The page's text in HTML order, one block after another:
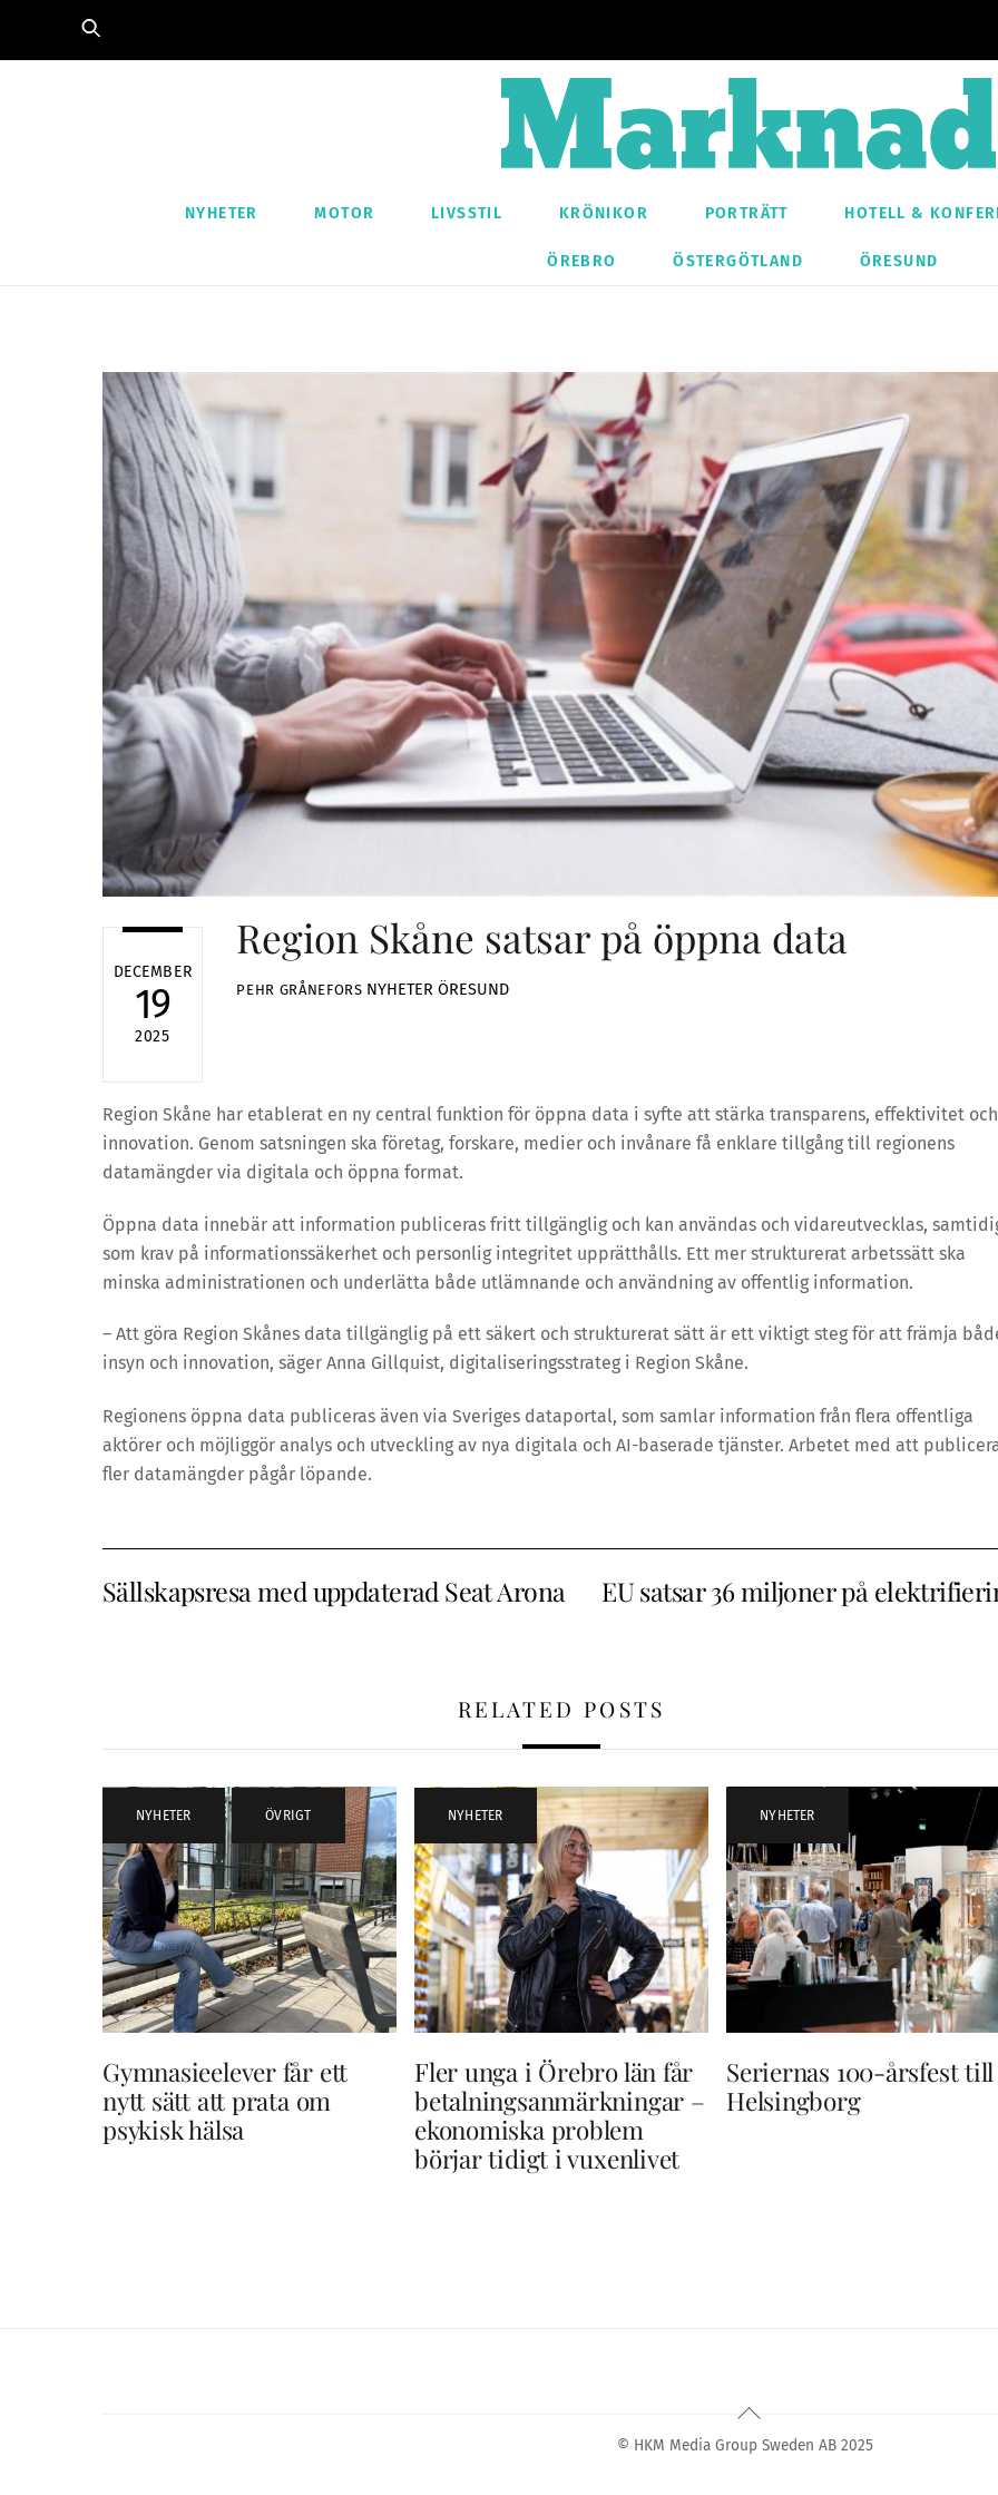
NYHETER MOTOR LIVSSTIL KRÖNIKOR PORTRÄTT HOTELL &
ÖREBRO ÖSTERGÖTLAND ÖRESUND
DECEMBER
19
2025
Region Skåne satsar på öppna data
PEHR GRÅNEFORS NYHETER ÖRESUND
Region Skåne har etablerat en ny central funktion för öppna data i syfte att stärka transparens, effektivitet och
innovation. Genom satsningen ska företag, forskare, medier och invånare få enklare tillgång till regionens
datamängder via digitala och öppna format.
Öppna data innebär att information publiceras fritt tillgänglig och kan användas och vidareutvecklas,
som krav på informationssäkerhet och personlig integritet upprätthålls. Ett mer strukturerat arbetssätt ska
minska administrationen och underlätta både utlämnande och användning av offentlig information.
– Att göra Region Skånes data tillgänglig på ett säkert och strukturerat sätt är ett viktigt steg för att främja
insyn och innovation, säger Anna Gillquist, digitaliseringsstrateg i Region Skåne.
Regionens öppna data publiceras även via Sveriges dataportal, som samlar information från flera offentliga
aktörer och möjliggör analys och utveckling av nya digitala och AI-baserade tjänster. Arbetet med att
fler datamängder pågår löpande.
Sällskapsresa med uppdaterad Seat Arona EU satsar 36 miljoner på
RELATED POSTS
NYHETER , ÖVRIGT
Gymnasieelever får ett
nytt sätt att prata om
psykisk hälsa
NYHETER
Fler unga i Örebro län får
betalningsanmärkningar –
ekonomiska problem
börjar tidigt i vuxenlivet
NYHETER
Seriernas 100-årsfest till
Helsingborg
Back
© HKM Media Group Sweden AB 2025